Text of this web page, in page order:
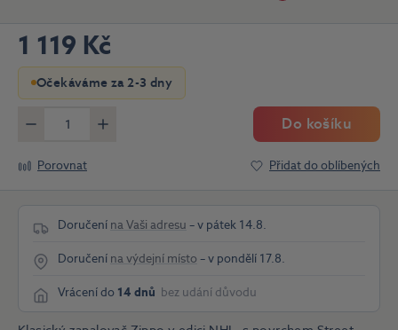
1 119 Kč
Očekáváme za 2-3 dny
Více
Do košíku
Porovnat Přidat do oblíbených
Doručení na Vaši adresu – v pátek 14.8.
Doručení na výdejní místo – v pondělí 17.8.
Vrácení do 14 dnů bez udání důvodu